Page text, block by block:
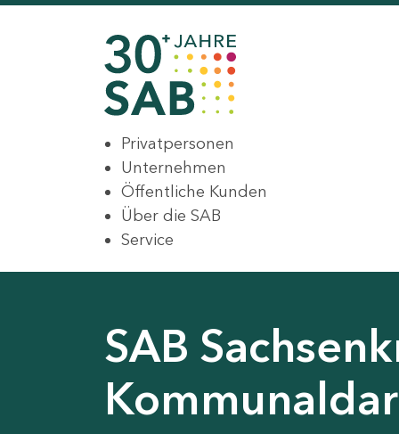
Privatpersonen
Unternehmen
Öffentliche Kunden
Über die SAB
Service
SAB